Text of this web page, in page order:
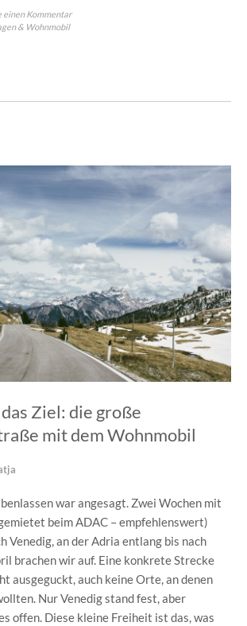
einen Kommentar
& Wohnmobil
Ziel: die große
mit dem Wohnmobil
war angesagt. Zwei Wochen mit
beim ADAC – empfehlenswert)
Venedig, an der Adria entlang bis nach
brachen wir auf. Eine konkrete Strecke
ausgeguckt, auch keine Orte, an denen
Nur Venedig stand fest, aber
offen. Diese kleine Freiheit ist das, was